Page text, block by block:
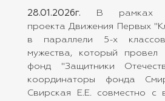
28.01.2026г.
В рамках
проекта Движения Первых
в параллели 5-х
мужества, который провел
фонд "Защитники
координаторы фонда
Свирская Е.Е. совместно с